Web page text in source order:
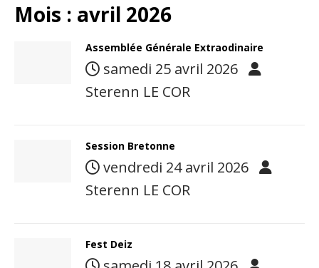
Mois : avril 2026
Assemblée Générale Extraodinaire
samedi 25 avril 2026
Sterenn LE COR
Session Bretonne
vendredi 24 avril 2026
Sterenn LE COR
Fest Deiz